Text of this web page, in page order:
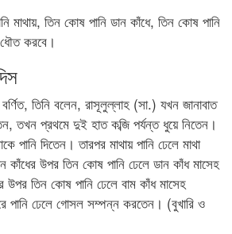
মাথায়, তিন কোষ পানি ডান কাঁধে, তিন কোষ পানি
ধৌত করবে।
তিনি বলেন, রাসূলুল্লাহ (সা.) যখন জানাবাত
তখন প্রথমে দুই হাত কব্জি পর্যন্ত ধুয়ে নিতেন।
পানি দিতেন। তারপর মাথায় পানি ঢেলে মাথা
কাঁধের উপর তিন কোষ পানি ঢেলে ডান কাঁধ মাসেহ
তিন কোষ পানি ঢেলে বাম কাঁধ মাসেহ
পানি ঢেলে গোসল সম্পন্ন করতেন। (বুখারি ও